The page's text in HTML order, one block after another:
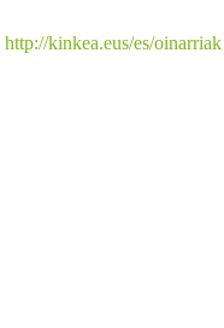
http://kinkea.eus/es/oinarriak